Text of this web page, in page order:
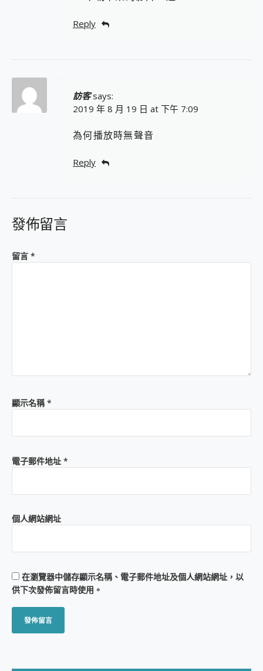
Reply
訪客 says:
2019 年 8 月 19 日 at 下午 7:09
為何播放時無聲音
Reply
發佈留言
留言 *
顯示名稱*
電子郵件地址 *
個人網站網址
在瀏覽器中儲存顯示名稱、電子郵件地址及個人網站網址，以
供下次發佈留言時使用。